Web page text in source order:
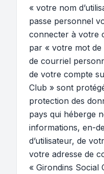
« votre nom
passe personnel
connecter à votre
par « votre mot de
de courriel
de votre compte
Club » sont
protection des
pays qui héberge
informations, en-
d’utilisateur, de
votre adresse de
« Girondins Social